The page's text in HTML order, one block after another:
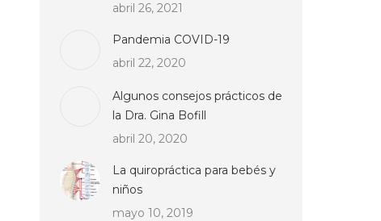
abril 26, 2021
Pandemia COVID-19
abril 22, 2020
Algunos consejos prácticos de
la Dra. Gina Bofill
abril 20, 2020
La quiropráctica para bebés y
niños
mayo 10, 2019